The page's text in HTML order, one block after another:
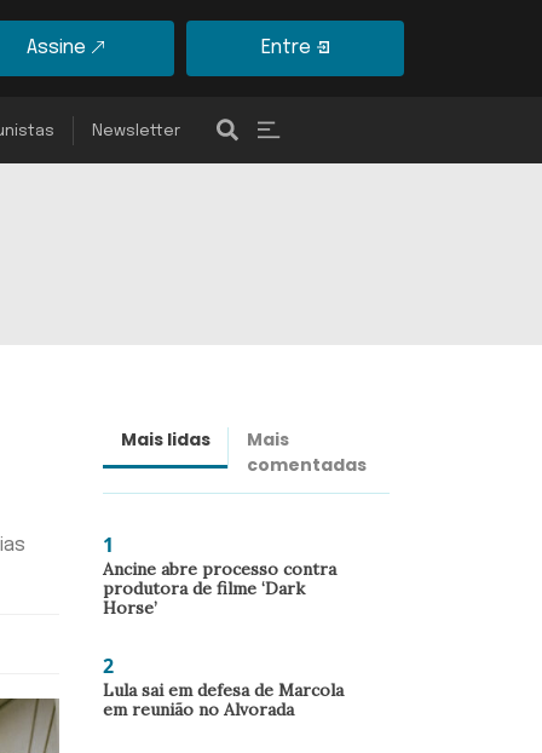
Assine Entre
Newsletter
Mais lidas
Mais
comentadas
1
Ancine abre processo contra
produtora de filme ‘Dark
Horse’
2
Lula sai em defesa de Marcola
em reunião no Alvorada